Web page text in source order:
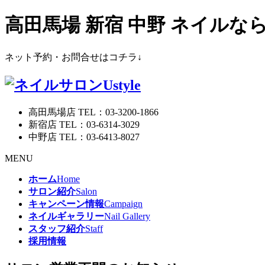
高田馬場 新宿 中野 ネイルな
ネット予約・お問合せはコチラ↓
高田馬場店 TEL：03-3200-1866
新宿店 TEL：03-6314-3029
中野店 TEL：03-6413-8027
MENU
ホームHome
サロン紹介Salon
キャンペーン情報Campaign
ネイルギャラリーNail Gallery
スタッフ紹介Staff
採用情報